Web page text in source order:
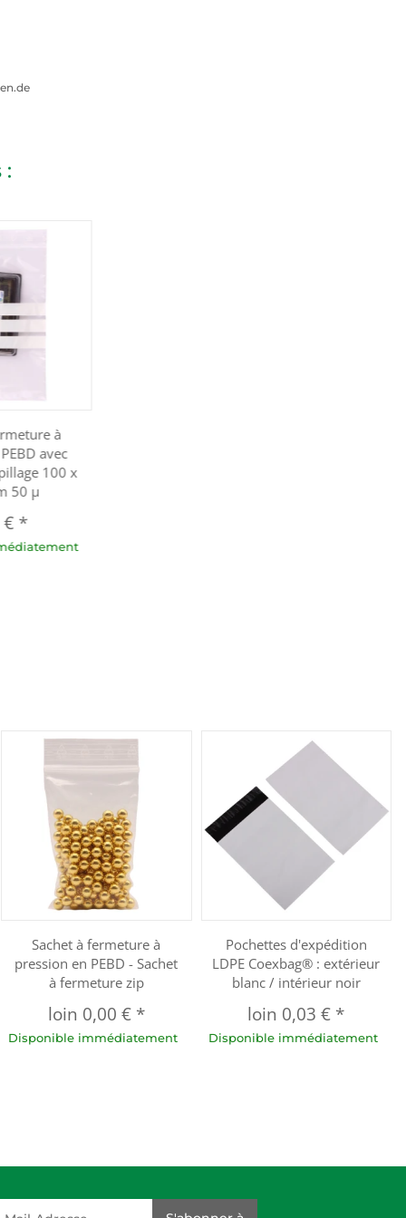
:
à
avec
100 x
50 µ
*
Sachet à fermeture à
pression en PEBD - Sachet
à fermeture zip
loin 0,00 € *
Disponible immédiatement
Pochettes d'expédition
LDPE Coexbag® : extérieur
blanc / intérieur noir
loin 0,03 € *
Disponible immédiatement